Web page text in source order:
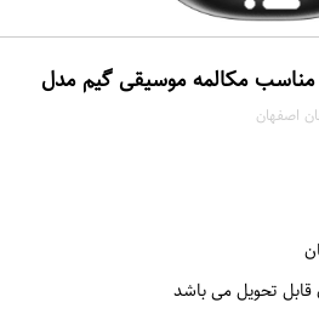
مناسب مکالمه موسیقی گیم مدل
اصفهان
قابل تحویل می باشد